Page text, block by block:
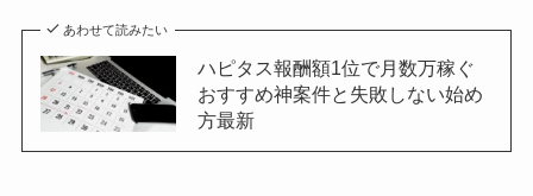
あわせて読みたい
ハピタス報酬額1位で月数万稼ぐ
おすすめ神案件と失敗しない始め
方最新